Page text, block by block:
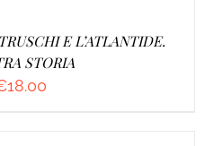
E L’ATLANTIDE.
STORIA
18.00